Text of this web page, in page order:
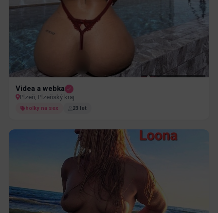
Videa a webka
Plzeň, Plzeňský kraj
holky na sex 23 let